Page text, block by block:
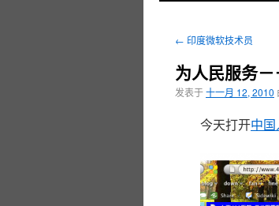
← 印度微软技术员
为人民服务
发表于十一月 12, 2010
今天打开中